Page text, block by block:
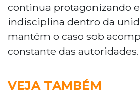
continua protagonizando
indisciplina dentro da
mantém o caso sob
constante das autoridades.
VEJA TAMBÉM